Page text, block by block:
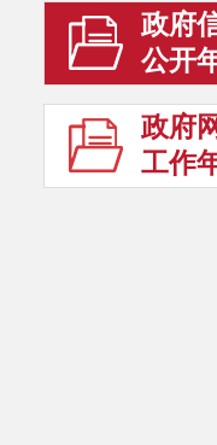
政府
公开
政府
工作